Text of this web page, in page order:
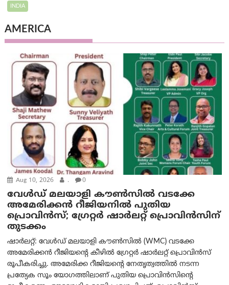
INDIA
AMERICA
Aug 10, 2026 . 0
വേൾഡ് മലയാളി കൗൺസിൽ വടക്കേ
അമേരിക്കൻ റീജിയനിൽ പുതിയ
പ്രൊവിൻസ്; ഗ്രേറ്റർ ഷാർലറ്റ് പ്രൊവിൻസിന്
തുടക്കം
ഷാർലറ്റ്: വേൾഡ് മലയാളി കൗൺസിൽ (WMC) വടക്കേ
അമേരിക്കൻ റീജിയന്റെ കീഴിൽ ഗ്രേറ്റർ ഷാർലറ്റ് പ്രൊവിൻസ്
രൂപീകരിച്ചു. അമേരിക്ക റീജിയന്റെ നേതൃത്വത്തിൽ നടന്ന
പ്രത്യേക സൂം യോഗത്തിലാണ് പുതിയ പ്രൊവിൻസിന്റെ